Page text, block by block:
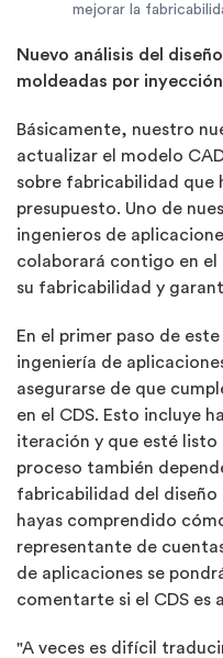
mejorar la
N uevo análisis del
moldeadas por inyección
Básicamente, nuestro
actualizar el modelo
sobre fabricabilidad que
presupuesto. Uno de
ingenieros de
colaborará contigo en el
su fabricabilidad y
En el primer paso de
ingeniería de
asegurarse de que
en el CDS. Esto incluye
iteración y que esté listo
proceso también
fabricabilidad del diseño
hayas comprendido
representante de
de aplicaciones se
comentarte si el CDS es
"A veces es difícil